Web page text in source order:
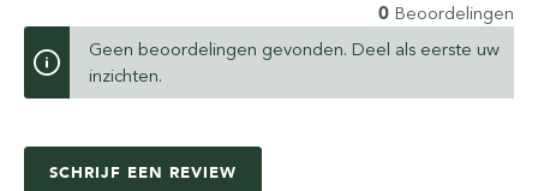
0 Beoordelingen
Geen beoordelingen gevonden. Deel als eerste uw
inzichten.
SCHRIJF EEN REVIEW